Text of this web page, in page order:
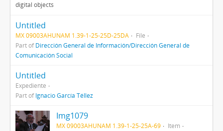
digital objects
Untitled
MX 09003AHUNAM 1.39-1-25-25D-25DA
File
Part ofDirección General de Información/Dirección General de
Comunicación Social
Untitled
Expediente
Part ofIgnacio García Téllez
Img1079
MX 09003AHUNAM 1.39-1-25-25A-69
Item